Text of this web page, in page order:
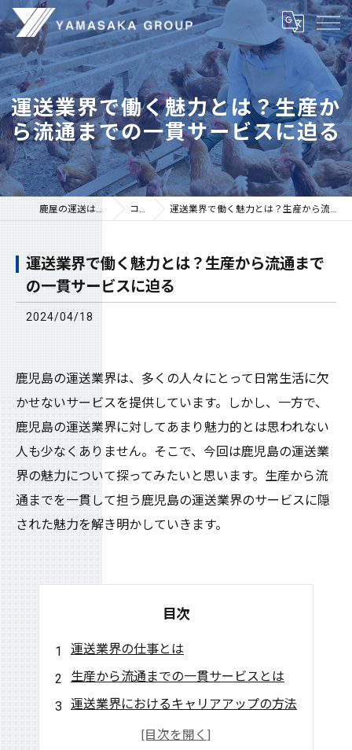
運送業界で働く魅力とは？生産か
ら流通までの一貫サービスに迫る
鹿屋の運送は株式会社山坂 コラム 運送業界で働く魅力とは？生産から流通までの一貫サービスに迫る
運送業界で働く魅力とは？生産から流通まで
の一貫サービスに迫る
2024/04/18
鹿児島の運送業界は、多くの人々にとって日常生活に欠
かせないサービスを提供しています。しかし、一方で、
鹿児島の運送業界に対してあまり魅力的とは思われない
人も少なくありません。そこで、今回は鹿児島の運送業
界の魅力について探ってみたいと思います。生産から流
通までを一貫して担う鹿児島の運送業界のサービスに隠
された魅力を解き明かしていきます。
目次
運送業界の仕事とは
生産から流通までの一貫サービスとは
運送業界におけるキャリアアップの方法
運送業界の魅力的な待遇とは